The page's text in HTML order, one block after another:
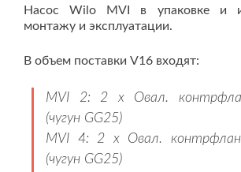
Насос Wilo MVI в упаковке и
монтажу и эксплуатации.
В объем поставки V16 входят:
MVI 2: 2 x Овал.
(чугун GG25)
MVI 4: 2 x Овал.
(чугун GG25)